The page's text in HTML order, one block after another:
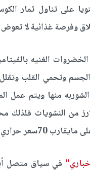
على تناول ثمار
وفرصة غذائية لا تعوض
الغنيه
وتحمي القلب
منها ويتم
من النشويات
70سعر حراري .
في سياق متصل